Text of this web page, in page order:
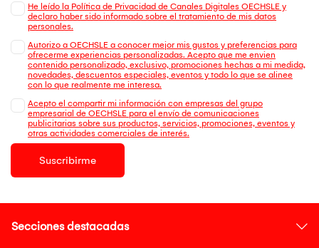
He leído la Política de Privacidad de Canales Digitales OECHSLE y
declaro haber sido informado sobre el tratamiento de mis datos
personales.
Autorizo a OECHSLE a conocer mejor mis gustos y preferencias para
ofrecerme experiencias personalizadas. Acepto que me envien
contenido personalizado, exclusivo, promociones hechas a mi medida,
novedades, descuentos especiales, eventos y todo lo que se alinee
con lo que realmente me interesa.
Acepto el compartir mi información con empresas del grupo
empresarial de OECHSLE para el envío de comunicaciones
publicitarias sobre sus productos, servicios, promociones, eventos y
otras actividades comerciales de interés.
Suscribirme
Secciones destacadas